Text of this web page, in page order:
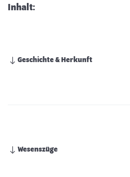
Inhalt:
Geschichte & Herkunft
Wesenszüge